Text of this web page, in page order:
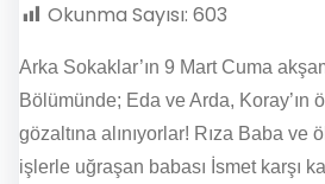
Okunma Sayısı: 603
Arka Sokaklar’ın 9 Mart Cuma
Bölümünde; Eda ve Arda, Koray’ın
gözaltına alınıyorlar! Rıza Baba ve
işlerle uğraşan babası İsmet karşı